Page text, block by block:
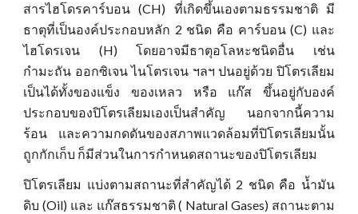
สารไฮโดรคาร์บอน (CH) ที่เกิดขึ้นเองตามธรรมชาติ มี
ธาตุที่เป็นองค์ประกอบหลัก 2 ชนิด คือ คาร์บอน (C) และ
ไฮโดรเจน (H) โดยอาจมีธาตุอโลหะชนิดอื่น เช่น
กำมะถัน ออกซิเจน ไนโตรเจน ฯลฯ ปนอยู่ด้วย ปิโตรเลียม
เป็นได้ทั้งของแข็ง ของเหลว หรือ แก๊ส ขึ้นอยู่กับองค์
ประกอบของปิโตรเลียมเองเป็นสำคัญ นอกจากนี้ความ
ร้อน และความกดดันของสภาพแวดล้อมที่ปิโตรเลียมนั้น
ถูกกักเก็บ ก็มีส่วนในการกำหนดสถานะของปิโตรเลียม
ปิโตรเลียม แบ่งตามสถานะที่สำคัญได้ 2 ชนิด คือ น้ำมัน
ดิบ (Oil) และ แก๊สธรรมชาติ ( Natural Gases) สถานะตาม